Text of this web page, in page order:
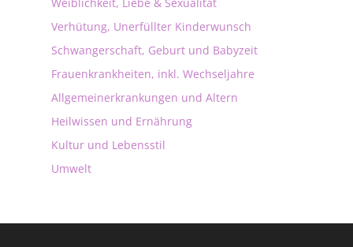
Verhütung, Unerfüllter Kinderwunsch
Schwangerschaft, Geburt und Babyzeit
Frauenkrankheiten, inkl. Wechseljahre
Allgemeinerkrankungen und Altern
Heilwissen und Ernährung
Kultur und Lebensstil
Umwelt